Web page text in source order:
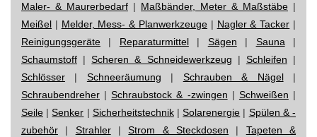
Maler- & Maurerbedarf | Maßbänder, Meter & Maßstäbe |
Meißel | Melder, Mess- & Planwerkzeuge | Nagler & Tacker |
Reinigungsgeräte | Reparaturmittel| Sägen | Sauna |
Schaumstoff |Scheren & Schneidewerkzeug | Schleifen |
Schlösser | Schneeräumung | Schrauben & Nägel|
Schraubendreher |Schraubstock & -zwingen | Schweißen |
Seile |Senker | Sicherheitstechnik|Solarenergie | Spülen & -
zubehör | Strahler|Strom & Steckdosen | Tapeten &